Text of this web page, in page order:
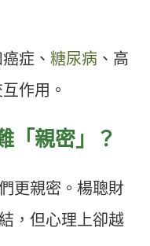
症、 糖尿病 、高
作用。
「親密」？
更親密。楊聰財
，但心理上卻越